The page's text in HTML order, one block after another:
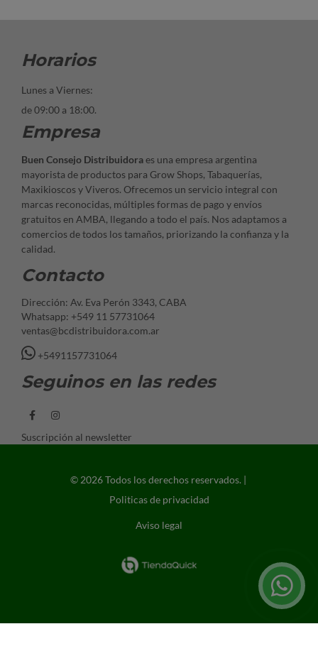
Horarios
Lunes a Viernes:
de 09:00 a 18:00.
Empresa
Buen Consejo Distribuidoraes una empresa argentina
mayorista de productos para Grow Shops, Tabaquerías,
Maxikioscos y Viveros. Ofrecemos un servicio integral con
marcas reconocidas, múltiples formas de pago y envíos
gratuitos en AMBA, llegando a todo el país. Nos adaptamos a
comercios de todos los tamaños, priorizando la confianza y la
calidad.
Contacto
Dirección: Av. Eva Perón 3343, CABA
Whatsapp: +549 11 57731064
ventas@bcdistribuidora.com.ar
+5491157731064
Seguinos en las redes
Suscripción al newsletter
© 2026 Todos los derechos reservados. |
Politicas de privacidad
Aviso legal